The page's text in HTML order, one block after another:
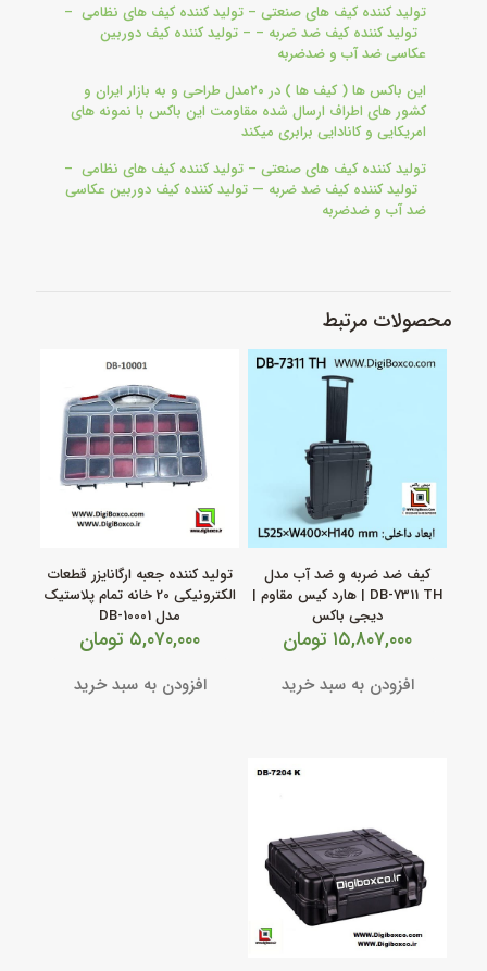
تولید کننده کیف های صنعتی – تولید کننده کیف های نظامی –
تولید کننده کیف ضد ضربه – – تولید کننده کیف دوربین
عکاسی ضد آب و ضدضربه
این باکس ها ( کیف ها ) در ۲۰مدل طراحی و به بازار ایران و
کشور های اطراف ارسال شده مقاومت این باکس با نمونه های
امریکایی و کانادایی برابری میکند
تولید کننده کیف های صنعتی – تولید کننده کیف های نظامی –
تولید کننده کیف ضد ضربه — تولید کننده کیف دوربین عکاسی
ضد آب و ضدضربه
محصولات مرتبط
کیف ضد ضربه و ضد آب مدل
DB‑7311 TH | هارد کیس مقاوم |
دیجی باکس
۱۵,۸۰۷,۰۰۰ تومان
افزودن به سبد خرید
تولید کننده جعبه ارگانایزر قطعات
الکترونیکی 20 خانه تمام پلاستیک
مدل DB-10001
۵,۰۷۰,۰۰۰ تومان
افزودن به سبد خرید